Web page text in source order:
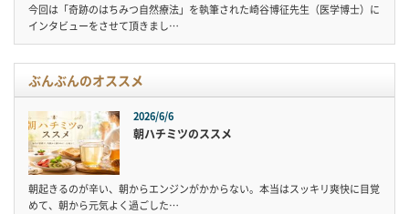
今回は「奇跡のはちみつ自然療法」を執筆された崎谷博征先生（医学博士）に
インタビューをさせて頂きまし…
ぶんぶんのオススメ
2026/6/6
朝ハチミツのススメ
朝起きるのが辛い、朝からエンジンがかからない。本当はスッキリ爽快に目覚
めて、朝から元気よく過ごした…